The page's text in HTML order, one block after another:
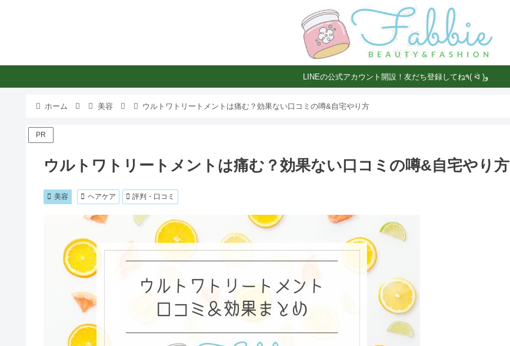
LINEの公式アカウント開設！友だち登録してね٩( ᐛ )و
ホーム 美容 ウルトワトリートメントは痛む？効果ない口コミの噂&自宅やり方
PR
ウルトワトリートメントは痛む？効果ない口コミの噂&自宅やり方
美容 ヘアケア 評判・口コミ